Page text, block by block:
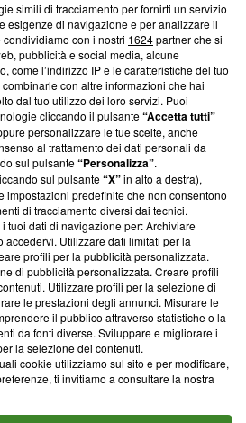
trasparenti su Blasting
editoriali e su come ci impegniamo a
afferma la nostra aderenza a
Integrity’Blasting News non è
ma ha richiesto di farne
ancora effettuato una verifica di
Via Carlo Frasca, 3 - 6900
0690258937
simili di tracciamento per fornirti un servizio
esigenze di navigazione e per analizzare il
con i nostri 1624partner che si
pubblicità e social media, alcune
come l’indirizzo IP e le caratteristiche del tuo
con altre informazioni che hai
dal tuo utilizzo dei loro servizi. Puoi
cliccando il pulsante“Accetta tutti”
personalizzare le tue scelte, anche
al trattamento dei dati personali da
sul pulsante“Personalizza”.
sul pulsante“X”in alto a destra),
impostazioni predefinite che non consentono
di tracciamento diversi dai tecnici.
tuoi dati di navigazione per: Archiviare
Utilizzare dati limitati per la
profili per la pubblicità personalizzata.
di pubblicità personalizzata. Creare profili
Utilizzare profili per la selezione di
le prestazioni degli annunci. Misurare le
il pubblico attraverso statistiche o la
da fonti diverse. Sviluppare e migliorare i
la selezione dei contenuti.
cookie utilizziamo sul sito e per modificare,
ti invitiamo a consultare la nostra